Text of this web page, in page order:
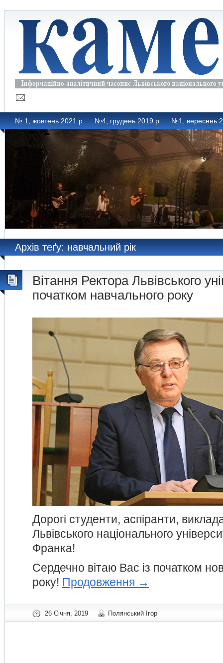
№ 1, жовтень 2021 р. №4, грудень 2019 р. №1, вересень
Архів теґу: навчальний рік
Вітання Ректора Львівського
початком навчального року
Дорогі студенти, аспіранти,
Львівського національного
Франка!
Сердечно вітаю Вас із початком
року! Продовження →
26 Січня, 2019 Полянський Ігор